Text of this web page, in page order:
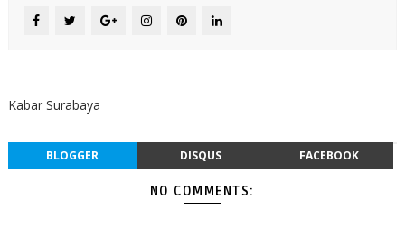
Kabar Surabaya
BLOGGER DISQUS FACEBOOK
NO COMMENTS: